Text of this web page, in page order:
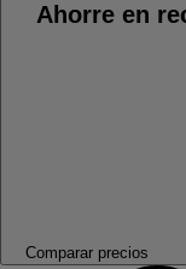
Ahorre en
Comparar precios